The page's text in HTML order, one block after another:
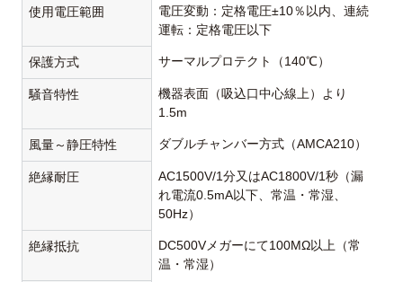
使用電圧範囲
電圧変動：定格電圧±10％以内、連続
運転：定格電圧以下
保護方式 サーマルプロテクト（140℃）
騒音特性
機器表面（吸込口中心線上）より
1.5m
風量～静圧特性 ダブルチャンバー方式（AMCA210）
絶縁耐圧
AC1500V/1分又はAC1800V/1秒（漏
れ電流0.5mA以下、常温・常湿、
50Hz）
絶縁抵抗
DC500Vメガーにて100MΩ以上（常
温・常湿）